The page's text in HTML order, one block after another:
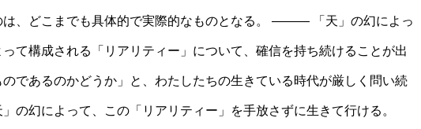
は、どこまでも具体的で実際的なものとなる。 ――― 「天」の幻によっ
て構成される「リアリティー」について、確信を持ち続けることが出
であるのかどうか」と、わたしたちの生きている時代が厳しく問い続
の幻によって、この「リアリティー」を手放さずに生きて行ける。